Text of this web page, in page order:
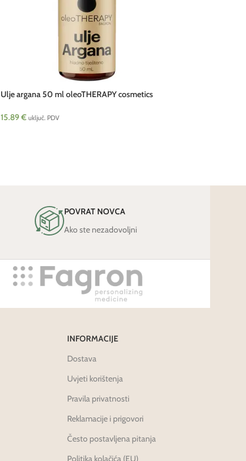
Ulje argana 50 ml oleoTHERAPY cosmetics
15.89€ uključ. PDV
POVRAT NOVCA
Ako ste nezadovoljni
INFORMACIJE
Dostava
Uvjeti korištenja
Pravila privatnosti
Reklamacije i prigovori
Često postavljena pitanja
Politika kolačića (EU)